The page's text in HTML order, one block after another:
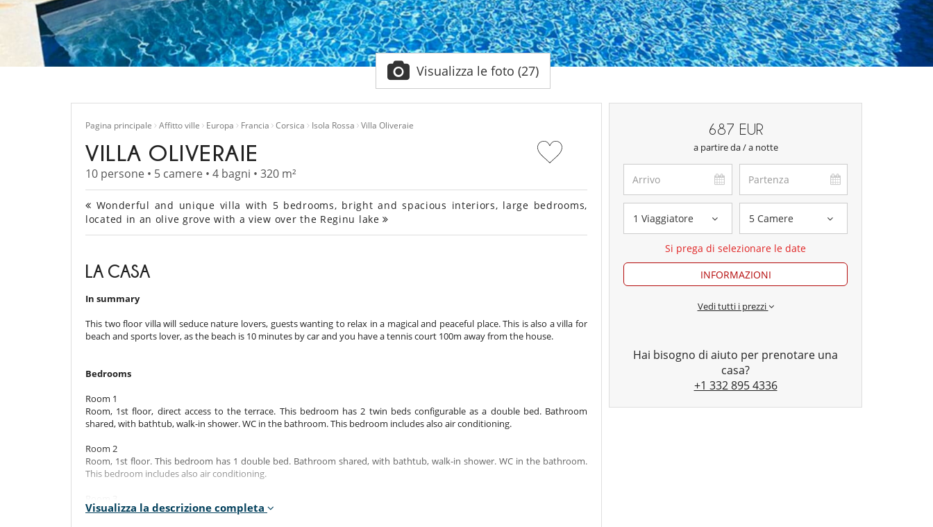
Visualizza le foto (27)
Pagina principale Affitto ville Europa Francia Corsica Isola Rossa Villa Oliveraie
VILLA OLIVERAIE
10 persone • 5 camere • 4 bagni • 320 m²
Wonderful and unique villa with 5 bedrooms, bright and spacious interiors, large bedrooms,
located in an olive grove with a view over the Reginu lake
LA CASA
In summary
This two floor villa will seduce nature lovers, guests wanting to relax in a magical and peaceful place. This is also a villa for
beach and sports lover, as the beach is 10 minutes by car and you have a tennis court 100m away from the house.
Bedrooms
Room 1
Room, 1st floor, direct access to the terrace. This bedroom has 2 twin beds configurable as a double bed. Bathroom
shared, with bathtub, walk-in shower. WC in the bathroom. This bedroom includes also air conditioning.
Room 2
Room, 1st floor. This bedroom has 1 double bed. Bathroom shared, with bathtub, walk-in shower. WC in the bathroom.
This bedroom includes also air conditioning.
Room, 1st floor, lake view. This bedroom has 1 double bed. Bathroom ensuite, with bathtub. WC in the bathroom. This
Visualizza la descrizione completa
687 EUR
a partire da / a notte
1 Viaggiatore 5 Camere
Si prega di selezionare le date
INFORMAZIONI
Vedi tutti i prezzi
Hai bisogno di aiuto per prenotare una
casa?
+1 332 895 4336